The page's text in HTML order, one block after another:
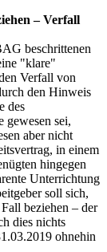
– Verfall
beschrittenen
"klare"
Verfall von
den Hinweis
des
gewesen sei,
aber nicht
in einem
hingegen
Unterrichtung
soll sich,
beziehen – der
dies nichts
ohnehin